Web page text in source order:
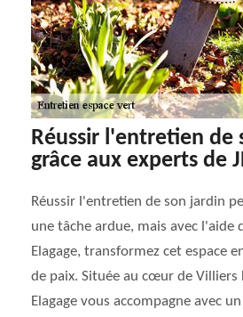
Réussir l'entretien de
grâce aux experts de
Réussir l'entretien de son jardin
une tâche ardue, mais avec l'aide
Elagage, transformez cet espace
de paix. Située au cœur de Villiers
Elagage vous accompagne avec